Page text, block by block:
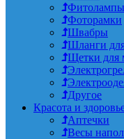
Фитолампы
Фоторамки
Швабры
Шланги
Щетки для
Другое
Красота и
Аптечки
Весы